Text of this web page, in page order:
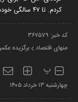
کردم. تا ۴۷ سالگی خودم را در آینه نمی‌دیدم. اصلا پشیمان نیستم
کد خبر: ۳۶۷۵۷۹
منهای اقتصاد
برگزیده
پ
چهارشنبه ۱۳ خرداد ۱۴۰۵